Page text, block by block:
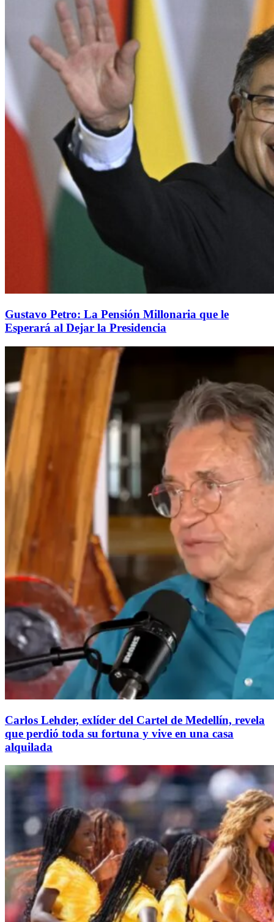
Gustavo Petro: La Pensión Millonaria que le
Esperará al Dejar la Presidencia
Carlos Lehder, exlíder del Cartel de Medellín, revela
que perdió toda su fortuna y vive en una casa
alquilada